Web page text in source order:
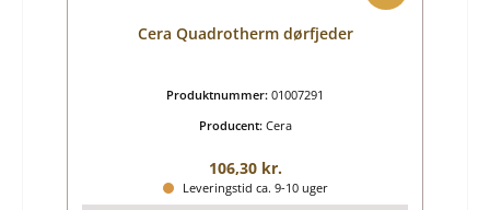
Cera Quadrotherm dørfjeder
Produktnummer: 01007291
Producent: Cera
Almindelig pris:
106,30 kr.
Leveringstid ca. 9-10 uger